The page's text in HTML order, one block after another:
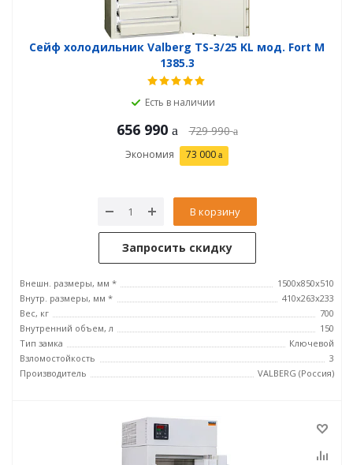
Сейф холодильник Valberg TS-3/25 KL мод. Fort М
1385.3
Есть в наличии
656 990 729 990
Экономия 73 000
В корзину
Запросить скидку
Внешн. размеры, мм *
1500x850x510
Внутр. размеры, мм *
410x263x233
Вес, кг
700
Внутренний объем, л
150
Тип замка
Ключевой
Взломостойкость
3
Производитель
VALBERG (Россия)